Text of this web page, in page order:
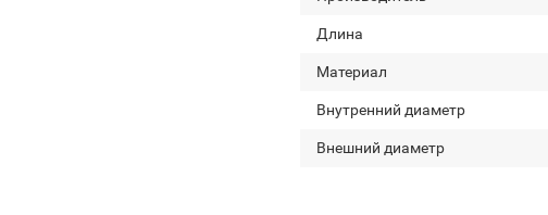
Длина
Материал
Внутренний диаметр
Внешний диаметр